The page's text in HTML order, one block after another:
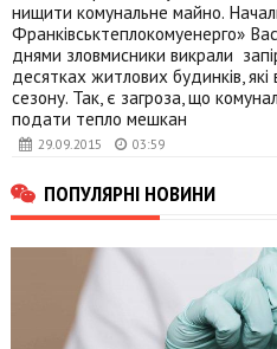
29.09.2015 03:59
нищити комунальне майно.
Франківськтеплокомуенерго»
днями зловмисники викрали
десятках житлових будинків,
сезону. Так, є загроза, що
подати тепло мешкан
ПОПУЛЯРНІ НОВИНИ